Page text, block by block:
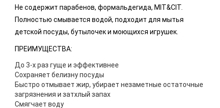
Не содержит парабенов, формальдегида, MIT&CIT.
Полностью смывается водой, подходит для мытья
детской посуды, бутылочек и моющихся игрушек.
ПРЕИМУЩЕСТВА:
До 3-х раз гуще и эффективнее
Сохраняет белизну посуды
Быстро отмывает жир, убирает незаметные остаточные
загрязнения и затхлый запах
Смягчает воду